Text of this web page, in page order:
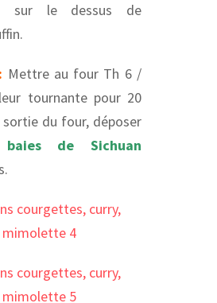
sur le dessus de
Mettre au four Th 6 /
tournante pour 20
sortie du four, déposer
baies de Sichuan